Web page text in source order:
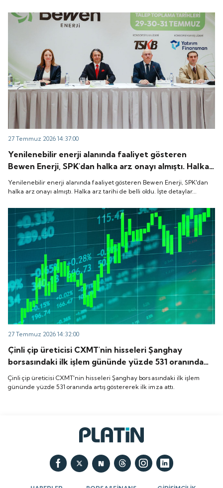
27 Temmuz 2026 14:37:00
Yenilenebilir enerji alanında faaliyet gösteren
Bewen Enerji, SPK'dan halka arz onayı almıştı. Halka
arz tarihi de belli oldu. İşte detaylar...
Yenilenebilir enerji alanında faaliyet gösteren Bewen Enerji, SPK'dan
halka arz onayı almıştı. Halka arz tarihi de belli oldu. İşte detaylar...
27 Temmuz 2026 14:32:00
Çinli çip üreticisi CXMT'nin hisseleri Şanghay
borsasındaki ilk işlem gününde yüzde 531 oranında
artış göstererek ilk imza attı.
Çinli çip üreticisi CXMT'nin hisseleri Şanghay borsasındaki ilk işlem
gününde yüzde 531 oranında artış göstererek ilk imza attı.